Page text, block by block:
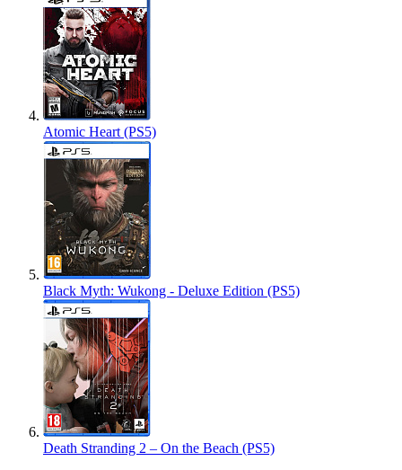
Atomic Heart (PS5)
Black Myth: Wukong - Deluxe Edition (PS5)
Death Stranding 2 – On the Beach (PS5)